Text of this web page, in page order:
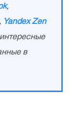
,
Yandex Zen
в